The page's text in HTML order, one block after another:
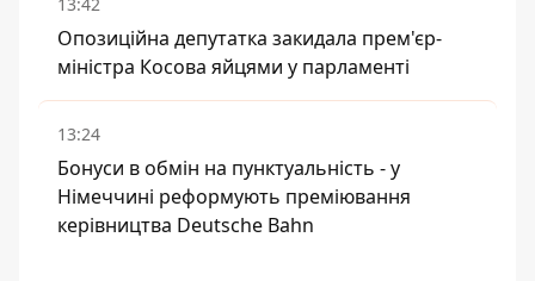
Опозиційна депутатка закидала прем'єр-
міністра Косова яйцями у парламенті
13:24
Бонуси в обмін на пунктуальність - у
Німеччині реформують преміювання
керівництва Deutsche Bahn